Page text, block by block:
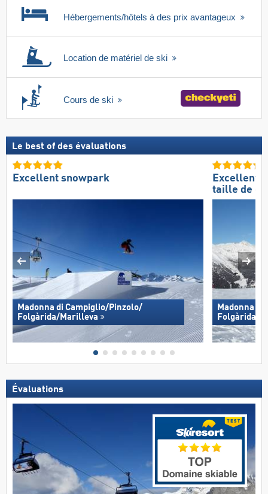
Hébergements/hôtels à des prix avantageux
Location de matériel de ski
Cours de ski
Le best of des évaluations
Excellent snowpark
Madonna di Campiglio/​Pinzolo/​
Folgàrida/​Marilleva
Excellente
taille de
Madonna
Folgàrida/​
Évaluations